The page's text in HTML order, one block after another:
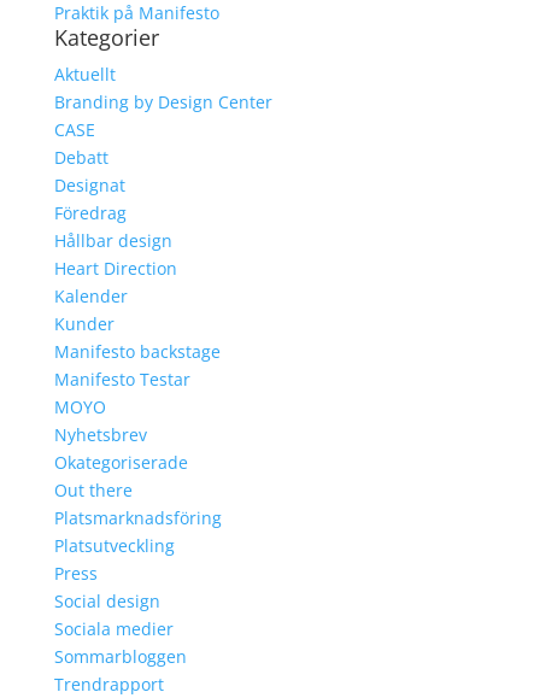
Praktik på Manifesto
Kategorier
Aktuellt
Branding by Design Center
CASE
Debatt
Designat
Föredrag
Hållbar design
Heart Direction
Kalender
Kunder
Manifesto backstage
Manifesto Testar
MOYO
Nyhetsbrev
Okategoriserade
Out there
Platsmarknadsföring
Platsutveckling
Press
Social design
Sociala medier
Sommarbloggen
Trendrapport